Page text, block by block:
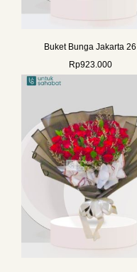
Buket Bunga Jakarta 26
Rp923.000